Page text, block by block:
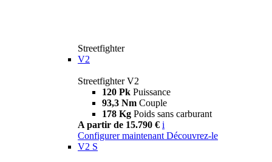
Streetfighter
V2
Streetfighter V2
120 Pk Puissance
93,3 Nm Couple
178 Kg Poids sans carburant
A partir de 15.790 € i
Configurer maintenant Découvrez-le
V2 S